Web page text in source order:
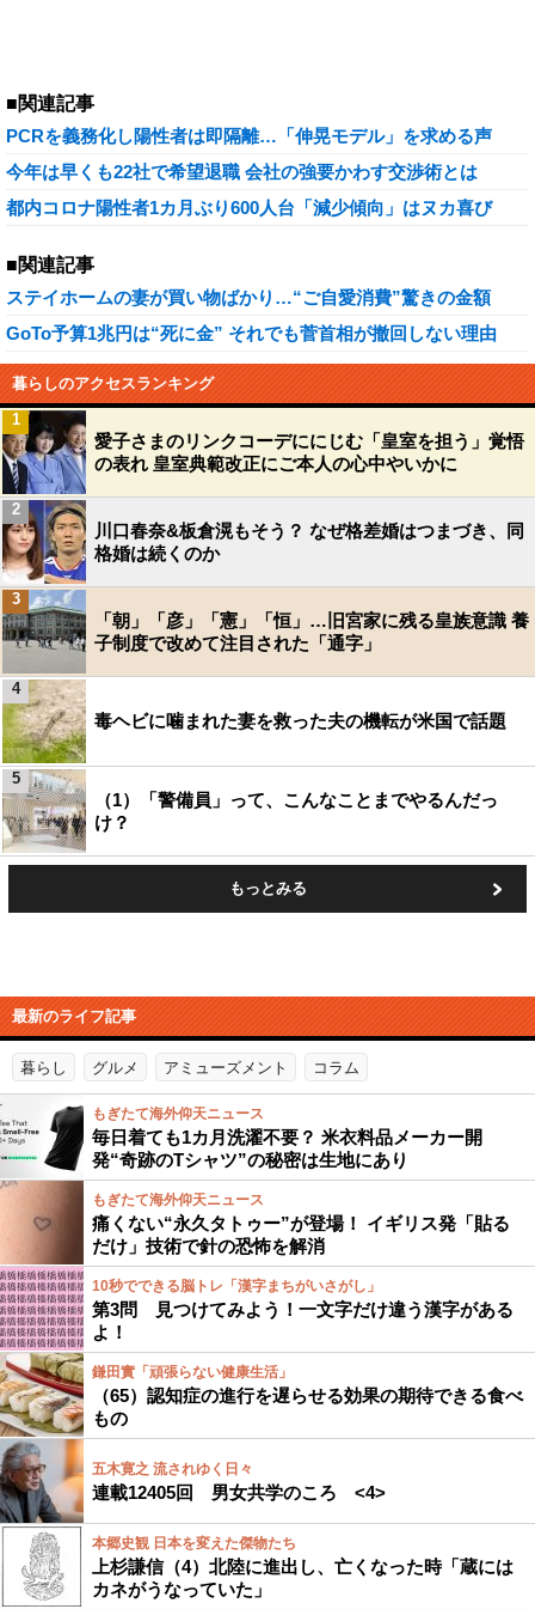
■関連記事
PCRを義務化し陽性者は即隔離…「伸晃モデル」を求める声
今年は早くも22社で希望退職 会社の強要かわす交渉術とは
都内コロナ陽性者1カ月ぶり600人台「減少傾向」はヌカ喜び
■関連記事
ステイホームの妻が買い物ばかり…“ご自愛消費”驚きの金額
GoTo予算1兆円は“死に金” それでも菅首相が撤回しない理由
暮らしのアクセスランキング
愛子さまのリンクコーデににじむ「皇室を担う」覚悟
の表れ 皇室典範改正にご本人の心中やいかに
1
川口春奈&板倉滉もそう？ なぜ格差婚はつまづき、同
格婚は続くのか
2
「朝」「彦」「憲」「恒」…旧宮家に残る皇族意識 養
子制度で改めて注目された「通字」
3
毒ヘビに噛まれた妻を救った夫の機転が米国で話題
4
（1）「警備員」って、こんなことまでやるんだっ
け？
5
もっとみる
最新のライフ記事
暮らし グルメ アミューズメント コラム
もぎたて海外仰天ニュース
毎日着ても1カ月洗濯不要？ 米衣料品メーカー開
発“奇跡のTシャツ”の秘密は生地にあり
もぎたて海外仰天ニュース
痛くない“永久タトゥー”が登場！ イギリス発「貼る
だけ」技術で針の恐怖を解消
10秒でできる脳トレ「漢字まちがいさがし」
第3問 見つけてみよう！一文字だけ違う漢字がある
よ！
鎌田實「頑張らない健康生活」
（65）認知症の進行を遅らせる効果の期待できる食べ
もの
五木寛之 流されゆく日々
連載12405回 男女共学のころ <4>
本郷史観 日本を変えた傑物たち
上杉謙信（4）北陸に進出し、亡くなった時「蔵には
カネがうなっていた」